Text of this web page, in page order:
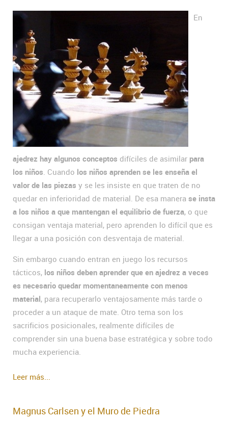
En
ajedrez hay algunos conceptos difíciles de asimilar para
los niños. Cuando los niños aprenden se les enseña el
valor de las piezas y se les insiste en que traten de no
quedar en inferioridad de material. De esa manera se insta
a los niños a que mantengan el equilibrio de fuerza, o que
consigan ventaja material, pero aprenden lo difícil que es
llegar a una posición con desventaja de material.
Sin embargo cuando entran en juego los recursos
tácticos, los niños deben aprender que en ajedrez a veces
es necesario quedar momentaneamente con menos
material, para recuperarlo ventajosamente más tarde o
proceder a un ataque de mate. Otro tema son los
sacrificios posicionales, realmente difíciles de
comprender sin una buena base estratégica y sobre todo
mucha experiencia.
Leer más...
Magnus Carlsen y el Muro de Piedra